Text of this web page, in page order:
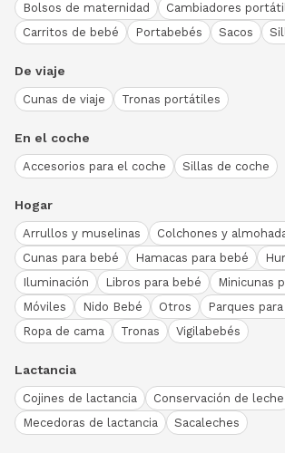
Bolsos de maternidad
Cambiadores
Carritos de bebé
Portabebés Sacos
De viaje
Cunas de viaje Tronas portátiles
En el coche
Accesorios para el coche Sillas de coche
Hogar
Arrullos y muselinas
Colchones y
Cunas para bebé
Hamacas para bebé
Iluminación
Libros para bebé
Minicunas
Móviles
Nido Bebé Otros
Parques
Ropa de cama
Tronas Vigilabebés
Lactancia
Cojines de lactancia
Conservación de leche
Mecedoras de lactancia
Sacaleches